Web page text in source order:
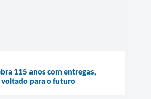
115 anos com entregas,
para o futuro